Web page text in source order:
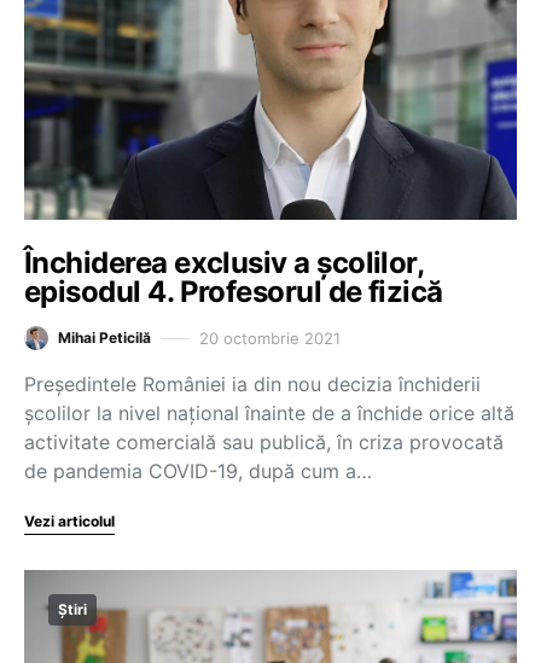
Închiderea exclusiv a școlilor,
episodul 4. Profesorul de fizică
Mihai Peticilă 20 octombrie 2021
Președintele României ia din nou decizia închiderii
școlilor la nivel național înainte de a închide orice altă
activitate comercială sau publică, în criza provocată
de pandemia COVID-19, după cum a…
Vezi articolul
Știri